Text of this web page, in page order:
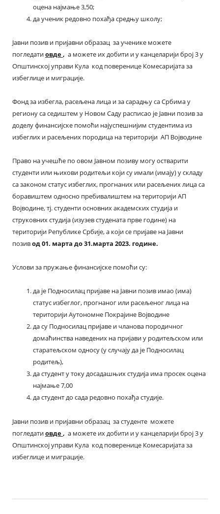
оцена најмање 3,50;
да ученик редовно похађа средњу школу;
Јавни позив и пријавни образац за ученике можете
погледатиовде, а можете их добити и у канцеларији број 3 у
Општинској управи Кула код поверенице Комесаријата за
избеглице и миграције.
Фонд за избегла, расељена лица и за сарадњу са Србима у
региону са седиштем у Новом Саду расписао је Јавни позив за
доделу финансијске помоћи најуспешнијим студентима из
избеглих и расељених породица на територији АП Војводине
Право на учешће по овом Јавном позиву могу остварити
студенти или њихови родитељи који су имали (имају) у складу
са законом статус избеглих, прогнаних или расељених лица са
боравиштем односно пребивалиштем на територији АП
Војводине, тј. студенти основних академских студија и
струковних студија (изузев студената прве године) на
територији Републике Србије, а који се пријаве на Јавни
позивод 01. марта до 31.марта 2023. године.
Услови за пружање финансијске помоћи су:
да је Подносилац пријаве на Јавни позив имао (има)
статус избеглог, прогнаног или расељеног лица на
територији Аутономне Покрајине Војводине
да су Подносилац пријаве и чланова породичног
домаћинства наведених на пријави у родитељском или
старатељском односу (у случају да је Подносилац
родитељ),
да студент у току досадашњих студија има просек оцена
најмање 7,00
да студент до сада редовно похађа студије.
Јавни позив и пријавни образац за студенте можете
погледатиовде, а можете их добити и у канцеларији број 3 у
Општинској управи Кула код поверенице Комесаријата за
избеглице и миграције.